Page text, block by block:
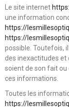
Le site internet
une information
https://
https://
possible. Toutefois,
des inexactitudes et
soient de son fait
ces informations.
Toutes les
https://